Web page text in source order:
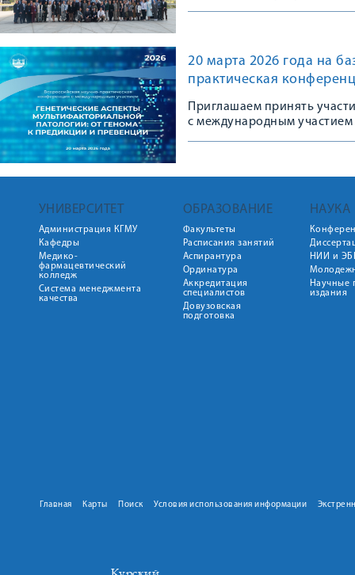
20 марта 2026 года на
практическая
Приглашаем принять
с международным участием
УНИВЕРСИТЕТ
Администрация КГМУ
Кафедры
Медико-
фармацевтический
колледж
Система менеджмента
качества
ОБРАЗОВАНИЕ
Факультеты
Расписания занятий
Аспирантура
Ординатура
Аккредитация
специалистов
Довузовская
подготовка
НАУКА
НИИ и
Научные
издания
Главная Карты Поиск Условия использования информации